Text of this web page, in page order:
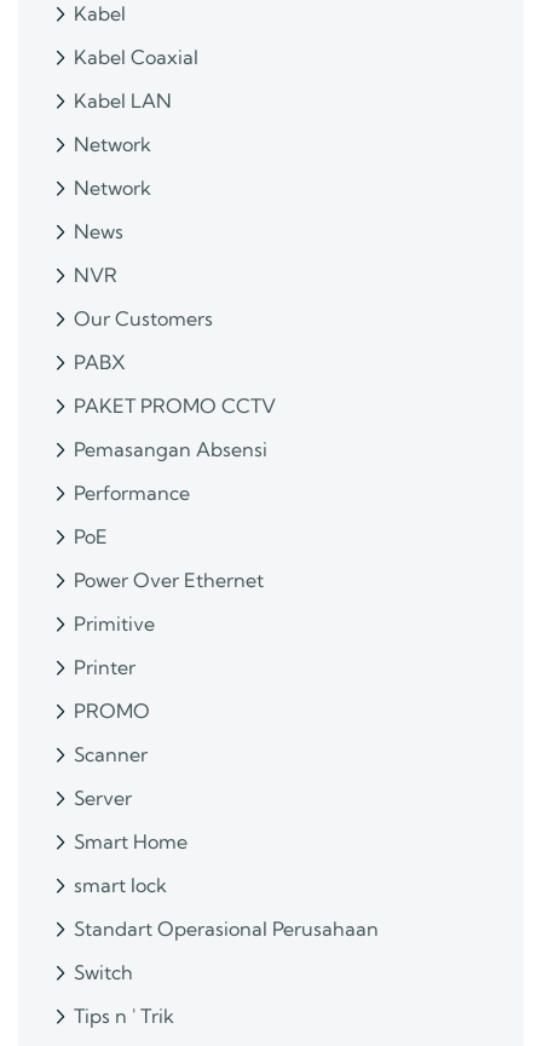
Kabel
Kabel Coaxial
Kabel LAN
Network
Network
News
NVR
Our Customers
PABX
PAKET PROMO CCTV
Pemasangan Absensi
Performance
PoE
Power Over Ethernet
Primitive
Printer
PROMO
Scanner
Server
Smart Home
smart lock
Standart Operasional Perusahaan
Switch
Tips n ' Trik